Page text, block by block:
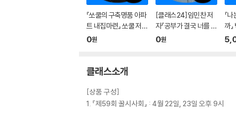
김*희 s*******1
김*인 j******n
김*숙
김*지 k********y
『쏘쿨의 구축명품 아파
트 내집마련』 쏘쿨 저자
온라인 북토크
0원
[클래스24]임민찬 저
자『공부가 결국 너를 지
켜줄 거야』온라인 북토
0원
『
까
클래스소개
[상품 구성]
1. 『제59회 꿀시사회』 : 4월 22일, 23일 오후 9시